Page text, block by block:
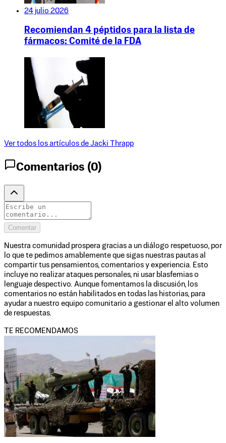
24 julio 2026
Recomiendan 4 péptidos para la lista de
fármacos: Comité de la FDA
Ver todos los artículos de Jacki Thrapp
Comentarios (0)
Comentar
Nuestra comunidad prospera gracias a un diálogo respetuoso, por
lo que te pedimos amablemente que sigas nuestras pautas al
compartir tus pensamientos, comentarios y experiencia. Esto
incluye no realizar ataques personales, ni usar blasfemias o
lenguaje despectivo. Aunque fomentamos la discusión, los
comentarios no están habilitados en todas las historias, para
ayudar a nuestro equipo comunitario a gestionar el alto volumen
de respuestas.
TE RECOMENDAMOS